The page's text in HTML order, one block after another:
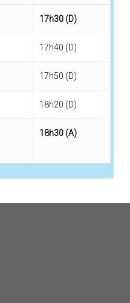
17h30 (D)
17h40 (D)
17h50 (D)
18h20 (D)
18h30 (A)